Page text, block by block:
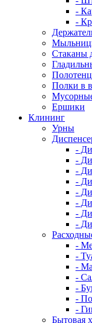
-
-
Стаканы
Полки в
Ершики
Клининг
Урны
-
-
-
-
-
-
-
-
-
-
-
-
-
-
-
Бытовая